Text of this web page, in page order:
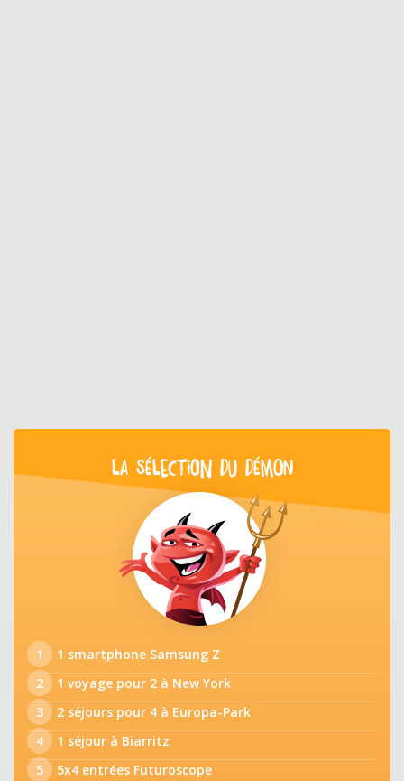
LA SÉLECTION DU DÉMON
1
1 smartphone Samsung Z
2
1 voyage pour 2 à New York
3
2 séjours pour 4 à Europa-Park
4
1 séjour à Biarritz
5
5x4 entrées Futuroscope